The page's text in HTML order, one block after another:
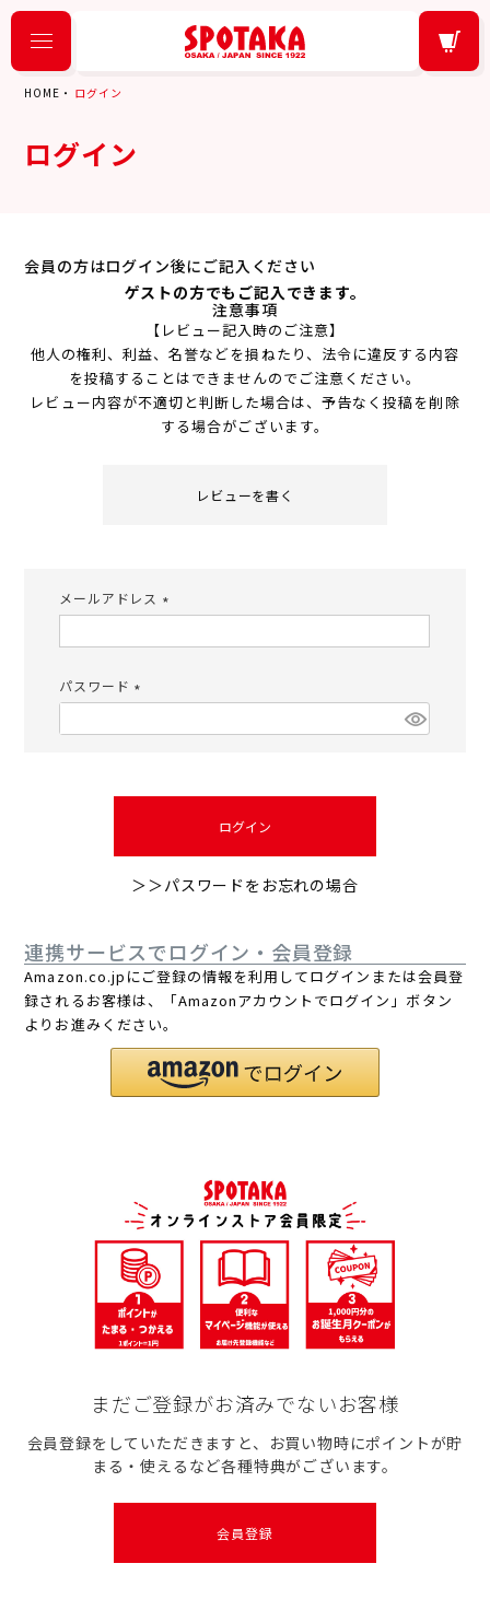
HOME ログイン
ログイン
会員の方はログイン後にご記入ください
ゲストの方でもご記入できます。
注意事項
【レビュー記入時のご注意】
他人の権利、利益、名誉などを損ねたり、法令に違反する内容
を投稿することはできませんのでご注意ください。
レビュー内容が不適切と判断した場合は、予告なく投稿を削除
する場合がございます。
レビューを書く
メールアドレス
須)
パスワード
須)
ログイン
＞＞パスワードをお忘れの場合
連携サービスでログイン・会員登録
Amazon.co.jpにご登録の情報を利用してログインまたは会員登
録されるお客様は、「Amazonアカウントでログイン」ボタン
よりお進みください。
まだご登録がお済みでないお客様
会員登録をしていただきますと、お買い物時にポイントが貯
まる・使えるなど各種特典がございます。
会員登録